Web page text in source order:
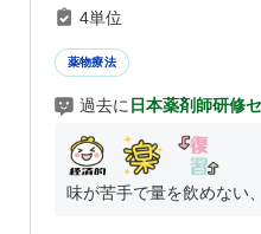
4単位
薬物療法
過去に 日本薬剤師研修
味が苦手で量を飲めない